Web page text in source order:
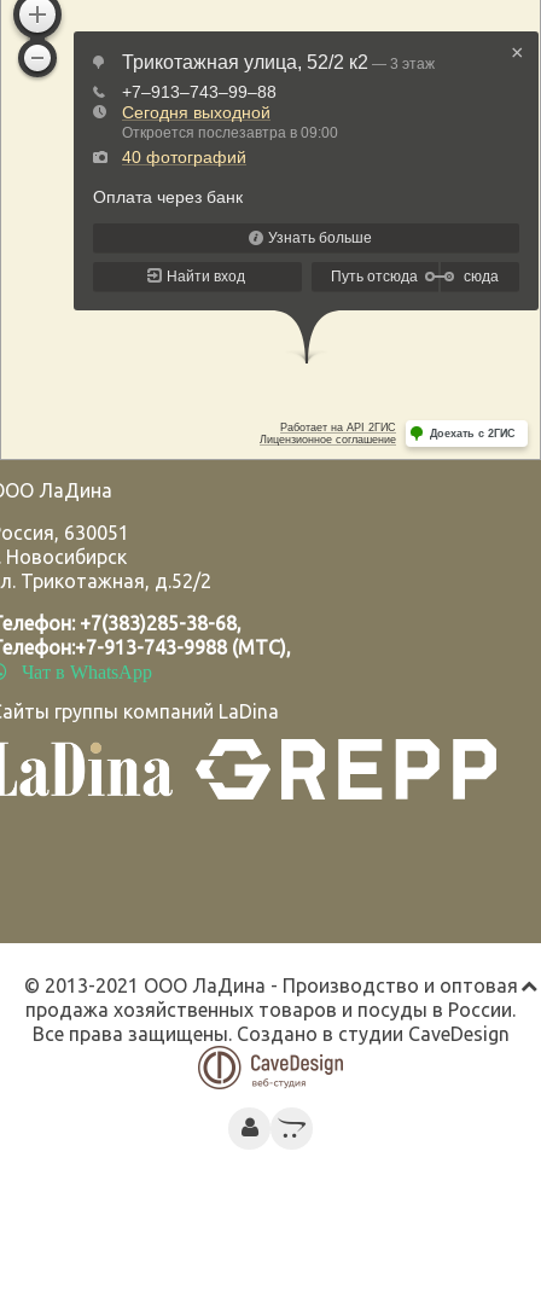
ЛаДина
, 630051
Новосибирск
Трикотажная, д.52/2
+7(383)285-38-68,
+7-913-743-9988 (МТС),
Чат в WhatsApp
группы компаний LaDina
© 2013-2021 ООО ЛаДина - Производство и оптовая
продажа хозяйственных товаров и посуды в России.
Все права защищены. Создано в студии CaveDesign